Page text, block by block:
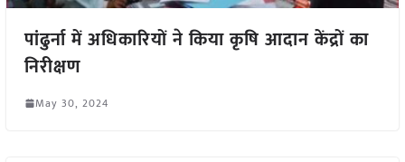
पांढुर्ना में अधिकारियों ने किया कृषि आदान केंद्रों का
निरीक्षण
May 30, 2024